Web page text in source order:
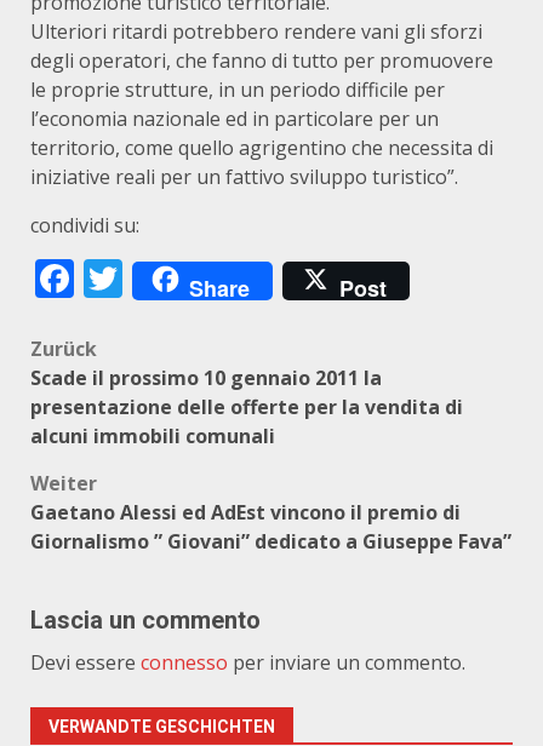
Ulteriori ritardi potrebbero rendere vani gli sforzi
degli operatori, che fanno di tutto per promuovere
le proprie strutture, in un periodo difficile per
l’economia nazionale ed in particolare per un
territorio, come quello agrigentino che necessita di
iniziative reali per un fattivo sviluppo turistico”.
condividi su:
Facebook
Twitter
Share Post
Beitragsnavigation
Zurück
Scade il prossimo 10 gennaio 2011 la
presentazione delle offerte per la vendita di
alcuni immobili comunali
Weiter
Gaetano Alessi ed AdEst vincono il premio di
Giornalismo ” Giovani” dedicato a Giuseppe Fava”
Lascia un commento
Devi essere connesso per inviare un commento.
VERWANDTE GESCHICHTEN